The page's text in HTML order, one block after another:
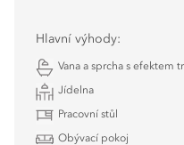
Hlavní výhody:
Vana a sprcha s efektem
Jídelna
Pracovní stůl
Obývací pokoj